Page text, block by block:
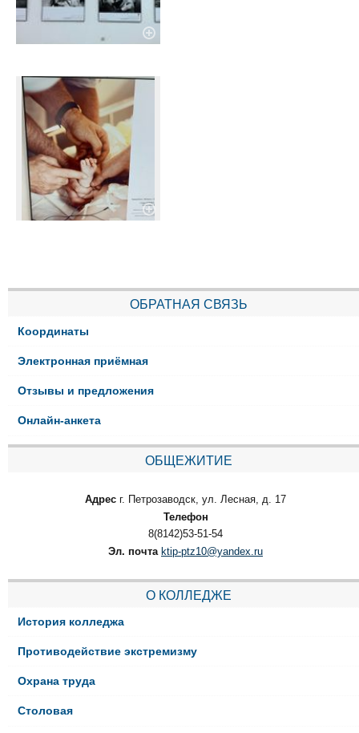
ОБРАТНАЯ СВЯЗЬ
Координаты
Электронная приёмная
Отзывы и предложения
Онлайн-анкета
ОБЩЕЖИТИЕ
Адрес г. Петрозаводск, ул. Лесная, д. 17
Телефон
8(8142)53-51-54
Эл. почта ktip-ptz10@yandex.ru
О КОЛЛЕДЖЕ
История колледжа
Противодействие экстремизму
Охрана труда
Столовая